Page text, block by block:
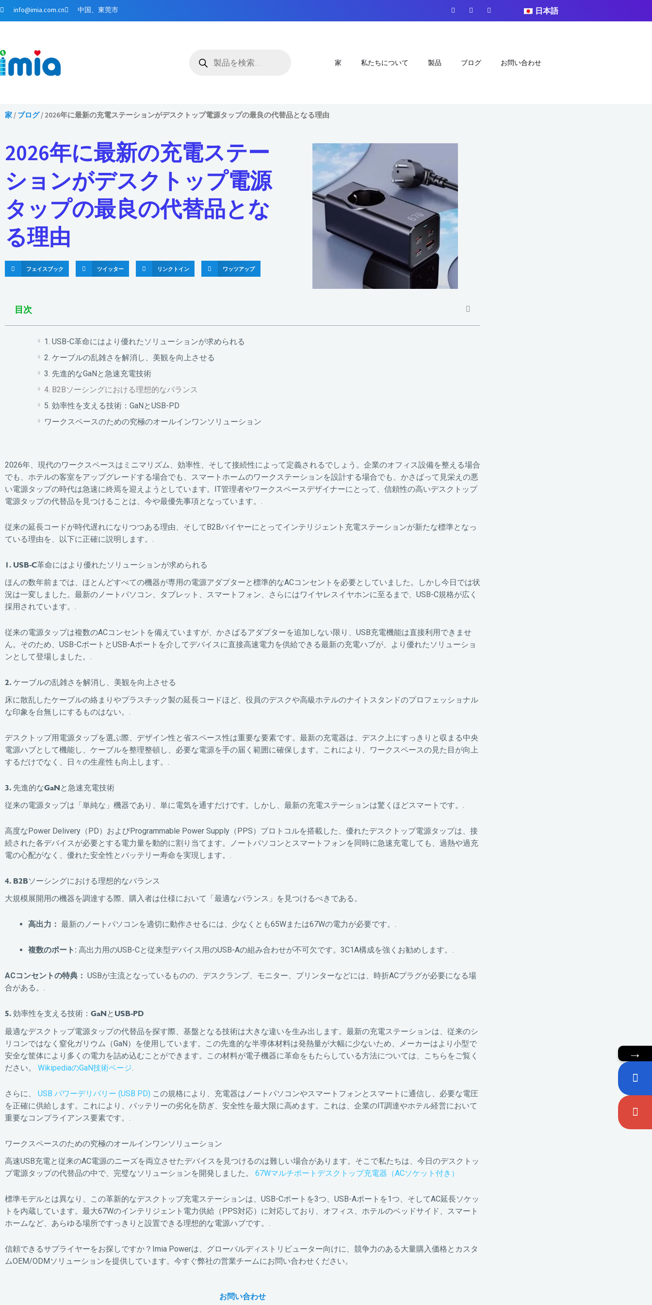
コ
ツ
に
ス
プ
info@imia.com.cn 中国、東莞市 フ
ェ
イ
ユ
ー
チ
イ
ン
ス
日本語
家 私たちについて 製品 ブログ お問い合わせ
家 / ブログ/ 2026年に最新の充電ステーションがデスクトップ電源タップの最良の代替品となる理由
2026年に最新の充電ステー
ションがデスクトップ電源
タップの最良の代替品とな
る理由
フェイスブック ツイッター リンクトイン ワッツアップ
目次
1. USB-C革命にはより優れたソリューションが求められる
2. ケーブルの乱雑さを解消し、美観を向上させる
3. 先進的なGaNと急速充電技術
4. B2Bソーシングにおける理想的なバランス
5. 効率性を支える技術：GaNとUSB-PD
ワークスペースのための究極のオールインワンソリューション
2026年、現代のワークスペースはミニマリズム、効率性、そして接続性によって定義されるでしょう。企業のオフィス設備を整える場合
でも、ホテルの客室をアップグレードする場合でも、スマートホームのワークステーションを設計する場合でも、かさばって見栄えの悪
い電源タップの時代は急速に終焉を迎えようとしています。IT管理者やワークスペースデザイナーにとって、信頼性の高いデスクトップ
電源タップの代替品を見つけることは、今や最優先事項となっています。.
従来の延長コードが時代遅れになりつつある理由、そしてB2Bバイヤーにとってインテリジェント充電ステーションが新たな標準となっ
ている理由を、以下に正確に説明します。.
1. USB-C革命にはより優れたソリューションが求められる
ほんの数年前までは、ほとんどすべての機器が専用の電源アダプターと標準的なACコンセントを必要としていました。しかし今日では状
況は一変しました。最新のノートパソコン、タブレット、スマートフォン、さらにはワイヤレスイヤホンに至るまで、USB-C規格が広く
採用されています。.
従来の電源タップは複数のACコンセントを備えていますが、かさばるアダプターを追加しない限り、USB充電機能は直接利用できませ
ん。そのため、USB-CポートとUSB-Aポートを介してデバイスに直接高速電力を供給できる最新の充電ハブが、より優れたソリューショ
ンとして登場しました。.
2. ケーブルの乱雑さを解消し、美観を向上させる
床に散乱したケーブルの絡まりやプラスチック製の延長コードほど、役員のデスクや高級ホテルのナイトスタンドのプロフェッショナル
な印象を台無しにするものはない。.
デスクトップ用電源タップを選ぶ際、デザイン性と省スペース性は重要な要素です。最新の充電器は、デスク上にすっきりと収まる中央
電源ハブとして機能し、ケーブルを整理整頓し、必要な電源を手の届く範囲に確保します。これにより、ワークスペースの見た目が向上
するだけでなく、日々の生産性も向上します。.
3. 先進的なGaNと急速充電技術
従来の電源タップは「単純な」機器であり、単に電気を通すだけです。しかし、最新の充電ステーションは驚くほどスマートです。.
高度なPower Delivery（PD）およびProgrammable Power Supply（PPS）プロトコルを搭載した、優れたデスクトップ電源タップは、接
続された各デバイスが必要とする電力量を動的に割り当てます。ノートパソコンとスマートフォンを同時に急速充電しても、過熱や過充
電の心配がなく、優れた安全性とバッテリー寿命を実現します。.
4. B2Bソーシングにおける理想的なバランス
大規模展開用の機器を調達する際、購入者は仕様において「最適なバランス」を見つけるべきである。
高出力： 最新のノートパソコンを適切に動作させるには、少なくとも65Wまたは67Wの電力が必要です。.
複数のポート: 高出力用のUSB-Cと従来型デバイス用のUSB-Aの組み合わせが不可欠です。3C1A構成を強くお勧めします。.
ACコンセントの特典： USBが主流となっているものの、デスクランプ、モニター、プリンターなどには、時折ACプラグが必要になる場
合がある。.
5. 効率性を支える技術：GaNとUSB-PD
最適なデスクトップ電源タップの代替品を探す際、基盤となる技術は大きな違いを生み出します。最新の充電ステーションは、従来のシ
リコンではなく窒化ガリウム（GaN）を使用しています。この先進的な半導体材料は発熱量が大幅に少ないため、メーカーはより小型で
安全な筐体により多くの電力を詰め込むことができます。この材料が電子機器に革命をもたらしている方法については、こちらをご覧く
ださい。 WikipediaのGaN技術ページ.
さらに、 USB パワーデリバリー (USB PD) この規格により、充電器はノートパソコンやスマートフォンとスマートに通信し、必要な電圧
を正確に供給します。これにより、バッテリーの劣化を防ぎ、安全性を最大限に高めます。これは、企業のIT調達やホテル経営において
重要なコンプライアンス要素です。.
ワークスペースのための究極のオールインワンソリューション
高速USB充電と従来のAC電源のニーズを両立させたデバイスを見つけるのは難しい場合があります。そこで私たちは、今日のデスクトッ
プ電源タップの代替品の中で、完璧なソリューションを開発しました。 67Wマルチポートデスクトップ充電器（ACソケット付き）
標準モデルとは異なり、この革新的なデスクトップ充電ステーションは、USB-Cポートを3つ、USB-Aポートを1つ、そしてAC延長ソケッ
トを内蔵しています。最大67Wのインテリジェント電力供給（PPS対応）に対応しており、オフィス、ホテルのベッドサイド、スマート
ホームなど、あらゆる場所ですっきりと設置できる理想的な電源ハブです。.
信頼できるサプライヤーをお探しですか？Imia Powerは、グローバルディストリビューター向けに、競争力のある大量購入価格とカスタ
ムOEM/ODMソリューションを提供しています。今すぐ弊社の営業チームにお問い合わせください。
お問い合わせ
→